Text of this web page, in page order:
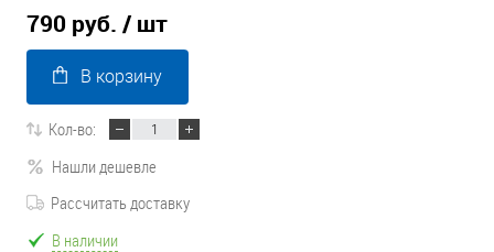
790 руб. / шт
В корзину
Кол-во:
Нашли дешевле
Рассчитать доставку
В наличии